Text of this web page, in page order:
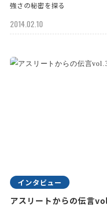
強さの秘密を探る
2014.02.10
インタビュー
アスリートからの伝言